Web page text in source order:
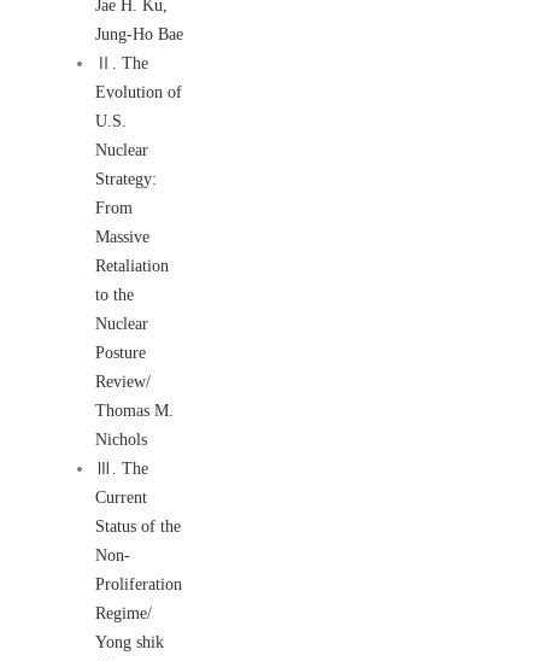
Jae H. Ku,
Jung-Ho Bae
Ⅱ. The
Evolution of
U.S.
Nuclear
Strategy:
From
Massive
Retaliation
to the
Nuclear
Posture
Review/
Thomas M.
Nichols
Ⅲ. The
Current
Status of the
Non-
Proliferation
Regime/
Yong shik